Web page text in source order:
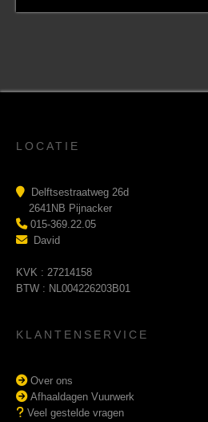
LOCATIE
Delftsestraatweg 26d
2641NB Pijnacker
015-369.22.05
David
KVK : 27214158
BTW : NL004226203B01
KLANTENSERVICE
Over ons
Afhaaldagen Vuurwerk
Veel gestelde vragen